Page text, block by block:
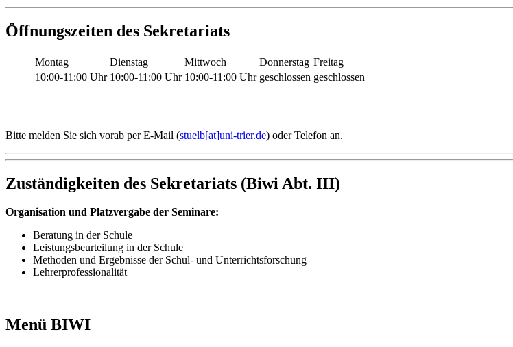
Öffnungszeiten des Sekretariats
Montag Dienstag Mittwoch Donnerstag Freitag
10:00-11:00 Uhr 10:00-11:00 Uhr 10:00-11:00 Uhr geschlossen geschlossen
Bitte melden Sie sich vorab per E-Mail (stuelb[at]uni-trier.de) oder Telefon an.
Zuständigkeiten des Sekretariats (Biwi Abt. III)
Organisation und Platzvergabe der Seminare:
Beratung in der Schule
Leistungsbeurteilung in der Schule
Methoden und Ergebnisse der Schul- und Unterrichtsforschung
Lehrerprofessionalität
Menü BIWI